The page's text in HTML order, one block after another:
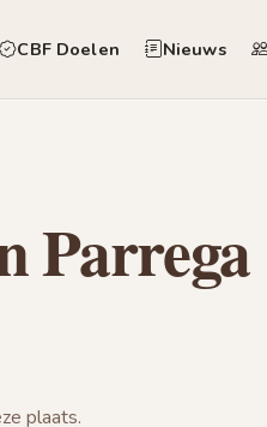
CBF Doelen Nieuws
Parrega
plaats.